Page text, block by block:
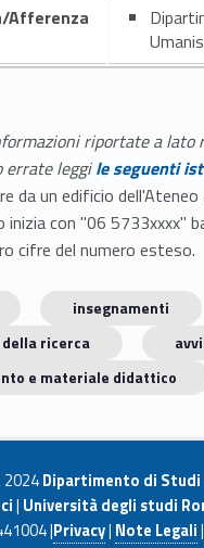
Afferenza
riportate a lato
errate leggile seguenti
da un edificio dell'Ateneo
inizia con "06 5733xxxx"
cifre del numero esteso.
insegnamenti
ricerca
e materiale didattico
2024Dipartimento di Studi
| Università degli studi
|Privacy| Note Legali|